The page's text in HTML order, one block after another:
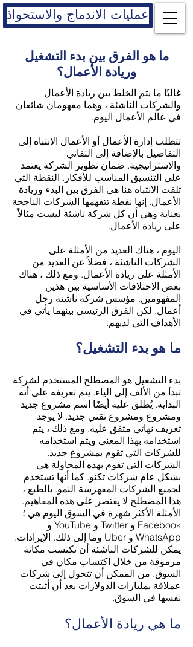
عمليات الاندماج والاستحواذ
ما هو الفرق بين بدء التشغيل
وريادة الأعمال؟
غالبًا ما يتم الخلط بين ريادة الأعمال
والشركات الناشئة ، وهما مفهومان شائعان
في عالم الأعمال اليوم.
تتطلب إدارة الأعمال أو الأعمال الانتباه إلى
التفاصيل بالإضافة إلى التفاني
والاستراتيجية. ضمان تطوير الشركة يعتمد
على التنسيق المناسب للأفكار. النقطة التي
تلفت الانتباه هنا هي الفرق بين البدء وريادة
الأعمال. إنها نقطة تتفهمها الشركات الناجحة
بعناية وهي أن كل شركة ناشئة ليست مثالاً
على ريادة الأعمال.
اليوم ، هناك العديد من الأمثلة على
الشركات الناشئة ، فضلاً عن العديد من
الأمثلة على ريادة الأعمال. ومع ذلك ، هناك
بعض الاختلافات الأساسية بين هذين
المفهومين. مؤسس شركة ناشئة رجل
أعمال. لكن الفرق الرئيسي بينهما يأتي في
الأهداف التي لديهم.
ما هو بدء التشغيل؟
بدء التشغيل هو المصطلح المستخدم لشركة
تبدأ من الألف إلى الياء. يتم تعريفه على أنه
البداية. يُطلق عليه أيضًا اسم مشروع جديد
ومشروع ومشروع تقني جديد. لا يوجد
تعريف نهائي متفق عليه. ومع ذلك ، يتم
استخدامه بهذا المعنى ويتم استخدامه
للشركات التي تقوم بمشروع جديد.
الشركات التي تقوم بهذه المحاولة هي
بشكل عام شركات تكنو. كما أنها تستخدم
لجميع الشركات المفهرسة النمو. بالطبع ،
هذا المصطلح لا يقتصر على هذه المفاهيم.
الأمثلة الأكثر شهرة في السوق اليوم هي ؛
Facebook و Twitter و YouTube و
WhatsApp و Uber وما إلى ذلك. الإيرادات.
يمكن للشركات الناشئة أن تكتسب مكانة
مرموقة من خلال اكتساب مكان في
السوق. من الممكن أن تتحول إلى شركات
عملاقة بمليارات الدولارات بعد أن أثبتت
نفسها في السوق.
ما هي ريادة الأعمال؟